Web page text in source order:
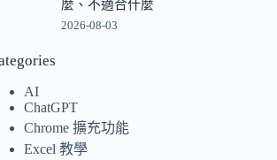
麼、不適合什麼
2026-08-03
AI
ChatGPT
Chrome 擴充功能
Excel 教學